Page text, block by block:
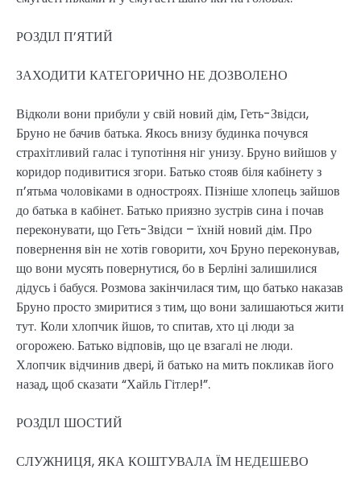
РОЗДІЛ П’ЯТИЙ
ЗАХОДИТИ КАТЕГОРИЧНО НЕ ДОЗВОЛЕНО
Відколи вони прибули у свій новий дім, Геть-Звідси,
Бруно не бачив батька. Якось внизу будинка почувся
страхітливий галас і тупотіння ніг унизу. Бруно вийшов у
коридор подивитися згори. Батько стояв біля кабінету з
п’ятьма чоловіками в одностроях. Пізніше хлопець зайшов
до батька в кабінет. Батько приязно зустрів сина і почав
переконувати, що Геть-Звідси – їхній новий дім. Про
повернення він не хотів говорити, хоч Бруно переконував,
що вони мусять повернутися, бо в Берліні залишилися
дідусь і бабуся. Розмова закінчилася тим, що батько наказав
Бруно просто змиритися з тим, що вони залишаються жити
тут. Коли хлопчик йшов, то спитав, хто ці люди за
огорожею. Батько відповів, що це взагалі не люди.
Хлопчик відчинив двері, й батько на мить покликав його
назад, щоб сказати “Хайль Гітлер!”.
РОЗДІЛ ШОСТИЙ
СЛУЖНИЦЯ, ЯКА КОШТУВАЛА ЇМ НЕДЕШЕВО